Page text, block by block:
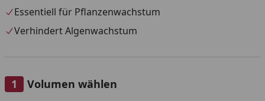
Essentiell für Pflanzenwachstum
Verhindert Algenwachstum
Volumen wählen